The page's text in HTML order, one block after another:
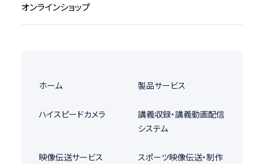
オンラインショップ
ホーム 製品サービス
ハイスピードカメラ
講義収録・講義動画配信
システム
映像伝送サービス
スポーツ映像伝送・制作